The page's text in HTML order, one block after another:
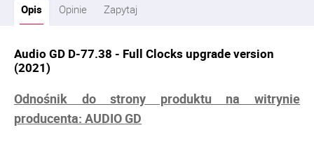
Opis Opinie Zapytaj
Audio GD D-77.38 - Full Clocks upgrade version
(2021)
Odnośnik do strony produktu na witrynie
producenta: AUDIO GD